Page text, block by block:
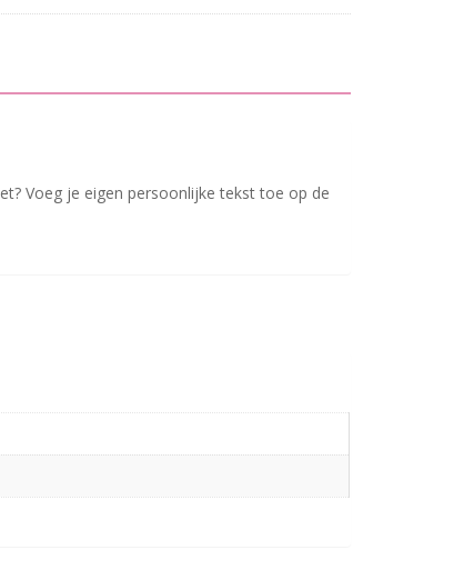
Voeg je eigen persoonlijke tekst toe op de